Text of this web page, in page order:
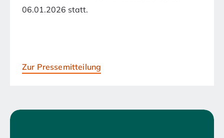
06.01.2026 statt.
Zur Pressemitteilung